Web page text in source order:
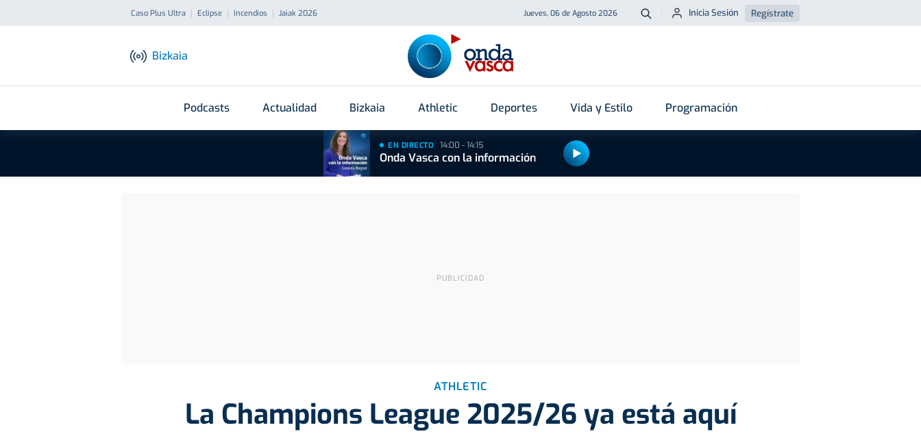
Caso Plus Ultra Eclipse Incendios Jaiak 2026 Jueves, 06 de Agosto 2026 Buscar
Inicia Sesión Regístrate
Bizkaia
Podcasts Actualidad Bizkaia Athletic Deportes Vida y Estilo Programación
EN DIRECTO 14:00 - 14:15
Onda Vasca con la información
ATHLETIC
La Champions League 2025/26 ya está aquí